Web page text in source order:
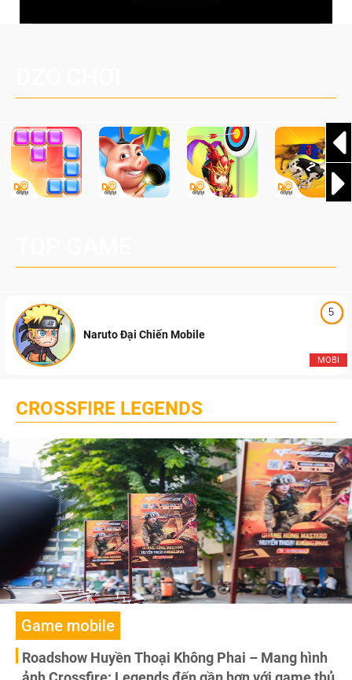
DZO CHƠI
TOP GAME
5
CROSSFIRE LEGENDS
Game mobile
Roadshow Huyền Thoại Không Phai – Mang hình